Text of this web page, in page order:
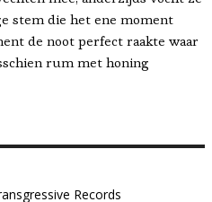
stem die het ene moment
de noot perfect raakte waar
rum met honing
Records